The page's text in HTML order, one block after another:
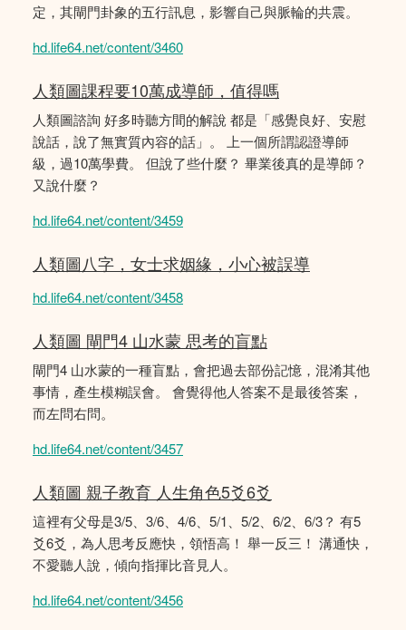
定，其閘門卦象的五行訊息，影響自己與脈輪的共震。
hd.life64.net/content/3460
人類圖課程要10萬成導師，值得嗎
人類圖諮詢 好多時聽方間的解說 都是「感覺良好、安慰
說話，說了無實質內容的話」。 上一個所謂認證導師
級，過10萬學費。 但說了些什麼？ 畢業後真的是導師？
又說什麼？
hd.life64.net/content/3459
人類圖八字，女士求姻緣，小心被誤導
hd.life64.net/content/3458
人類圖 閘門4 山水蒙 思考的盲點
閘門4 山水蒙的一種盲點，會把過去部份記憶，混淆其他
事情，產生模糊誤會。 會覺得他人答案不是最後答案，
而左問右問。
hd.life64.net/content/3457
人類圖 親子教育 人生角色5爻6爻
這裡有父母是3/5、3/6、4/6、5/1、5/2、6/2、6/3？ 有5
爻6爻，為人思考反應快，領悟高！ 舉一反三！ 溝通快，
不愛聽人說，傾向指揮比音見人。
hd.life64.net/content/3456